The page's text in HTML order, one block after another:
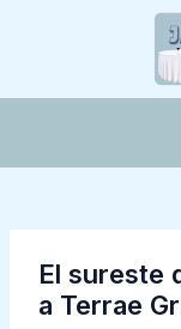
El sureste
a Terrae